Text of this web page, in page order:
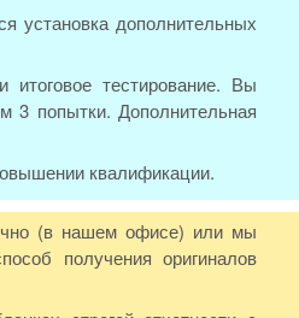
установка дополнительных
тестирование. Вы
3 попытки. Дополнительная
квалификации.
(в нашем офисе) или мы
получения оригиналов